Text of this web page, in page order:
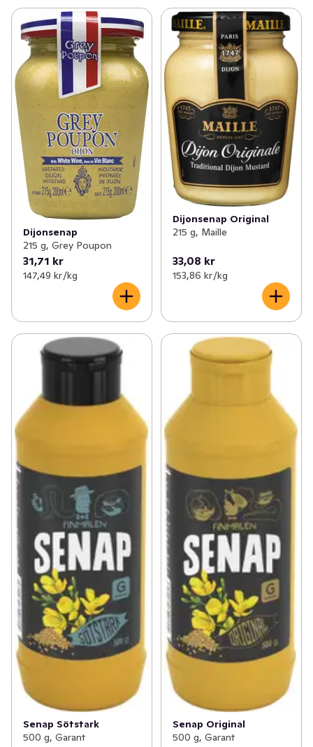
Dijonsenap
215 g, Grey Poupon
31,71 kr
147,49 kr /kg
Dijonsenap Original
215 g, Maille
33,08 kr
153,86 kr /kg
Senap Sötstark
500 g, Garant
Senap Original
500 g, Garant